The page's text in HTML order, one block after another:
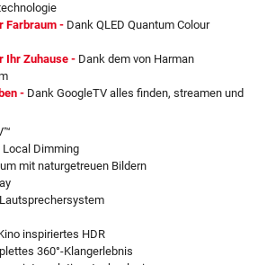
Farbraum - Dank QLED Quantum Colour
Ihr Zuhause - Dank dem von Harman
- Dank GoogleTV alles finden, streamen und
Local Dimming
mit naturgetreuen Bildern
inspiriertes HDR
360°-Klangerlebnis